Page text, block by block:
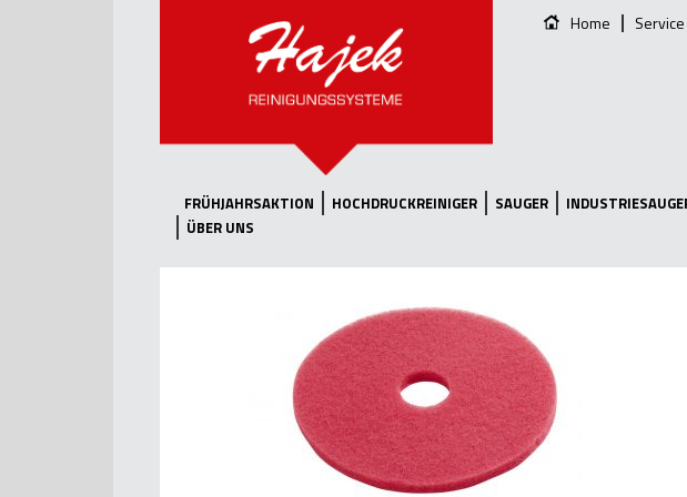
Home Service
FRÜHJAHRSAKTION HOCHDRUCKREINIGER SAUGER
ÜBER UNS